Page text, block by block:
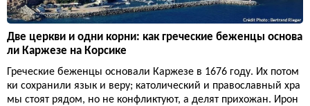
Две церкви и одни корни: как греческие беженцы основа
ли Каржезе на Корсике
Греческие беженцы основали Каржезе в 1676 году. Их потом
ки сохранили язык и веру; католический и православный хра
мы стоят рядом, но не конфликтуют, а делят прихожан. Ирон